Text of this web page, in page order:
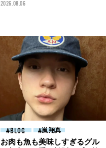
2026.08.06
BLOG 嵐 翔真
お肉も魚も美味しすぎるグル